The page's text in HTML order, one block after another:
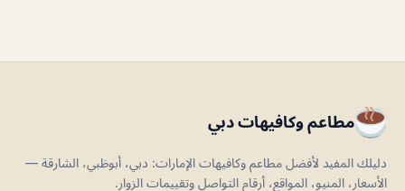
مطاعم وكافيهات دبي
دليلك المفيد لأفضل مطاعم وكافيهات الإمارات: دبي، أبوظبي، الشارقة —
الأسعار، المنيو، المواقع، أرقام التواصل وتقييمات الزوار.